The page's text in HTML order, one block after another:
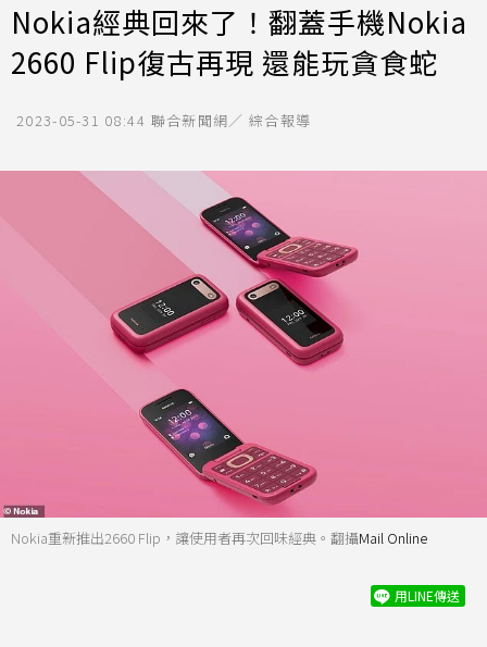
Nokia經典回來了！翻蓋手機Nokia
2660 Flip復古再現 還能玩貪食蛇
2023-05-31 08:44 聯合新聞網／ 綜合報導
Nokia重新推出2660 Flip，讓使用者再次回味經典。翻攝Mail Online
用LINE傳送